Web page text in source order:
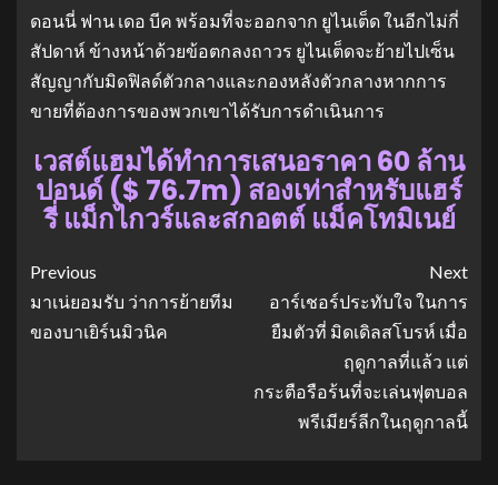
ดอนนี่ ฟาน เดอ บีค พร้อมที่จะออกจาก ยูไนเต็ด ในอีกไม่กี่
สัปดาห์ ข้างหน้าด้วยข้อตกลงถาวร ยูไนเต็ดจะย้ายไปเซ็น
สัญญากับมิดฟิลด์ตัวกลางและกองหลังตัวกลางหากการ
ขายที่ต้องการของพวกเขาได้รับการดำเนินการ
เวสต์แฮมได้ทำการเสนอราคา 60 ล้าน
ปอนด์ ($ 76.7m) สองเท่าสำหรับแฮร์
รี่ แม็กไกวร์และสกอตต์ แม็คโทมิเนย์
Previous
มาเน่ยอมรับ ว่าการย้ายทีม
ของบาเยิร์นมิวนิค
Next
อาร์เชอร์ประทับใจ ในการ
ยืมตัวที่ มิดเดิลสโบรห์ เมื่อ
ฤดูกาลที่แล้ว แต่
กระตือรือร้นที่จะเล่นฟุตบอล
พรีเมียร์ลีกในฤดูกาลนี้